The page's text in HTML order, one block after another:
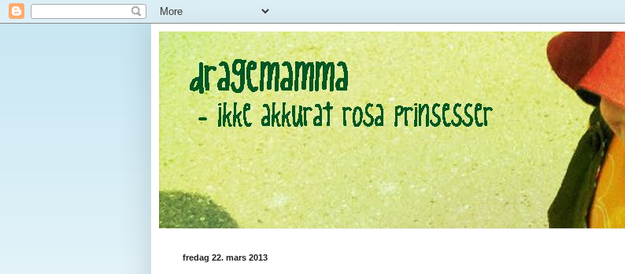
fredag 22. mars 2013